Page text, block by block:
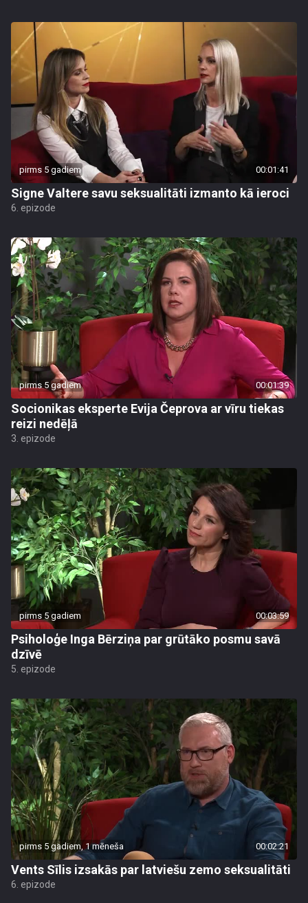
pirms 5 gadiem 00:01:41
Signe Valtere savu seksualitāti izmanto kā ieroci
6. epizode
pirms 5 gadiem 00:01:39
Socionikas eksperte Evija Čeprova ar vīru tiekas
reizi nedēļā
3. epizode
pirms 5 gadiem 00:03:59
Psiholoģe Inga Bērziņa par grūtāko posmu savā
dzīvē
5. epizode
pirms 5 gadiem, 1 mēneša 00:02:21
Vents Sīlis izsakās par latviešu zemo seksualitāti
6. epizode